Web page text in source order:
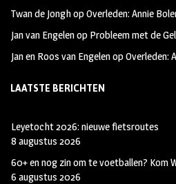
Twan de JonghopOverleden: Annie
Jan van Engelenop Probleem met de
Jan en Roos van EngelenopOverleden:
LAATSTE BERICHTEN
Leyetocht 2026: nieuwe fietsroutes
8 augustus 2026
60+ en nog zin om te voetballen? Kom
6 augustus 2026